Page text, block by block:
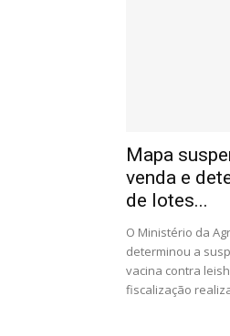
Mapa
venda e
de lotes...
O Ministério da
determinou a
vacina contra
fiscalização